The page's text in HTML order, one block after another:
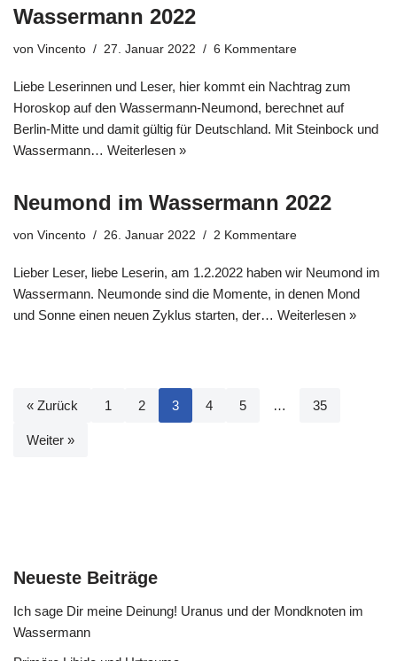
Wassermann 2022
von Vincento 27. Januar 2022 6 Kommentare
Liebe Leserinnen und Leser, hier kommt ein Nachtrag zum
Horoskop auf den Wassermann-Neumond, berechnet auf
Berlin-Mitte und damit gültig für Deutschland. Mit Steinbock und
Wassermann… Weiterlesen »
Neumond im Wassermann 2022
von Vincento 26. Januar 2022 2 Kommentare
Lieber Leser, liebe Leserin, am 1.2.2022 haben wir Neumond im
Wassermann. Neumonde sind die Momente, in denen Mond
und Sonne einen neuen Zyklus starten, der… Weiterlesen »
« Zurück 1 2 3 4 5 … 35
Weiter »
Neueste Beiträge
Ich sage Dir meine Deinung! Uranus und der Mondknoten im
Wassermann